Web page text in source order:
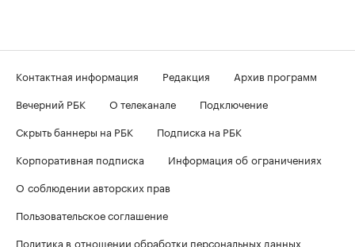
Контактная информация Редакция
Архив программ
Вечерний РБК
О телеканале
Подключение
Скрыть баннеры на РБК
Подписка на РБК
Корпоративная подписка
Информация об ограничениях
О соблюдении авторских прав
Пользовательское соглашение
Политика в отношении обработки персональных данных